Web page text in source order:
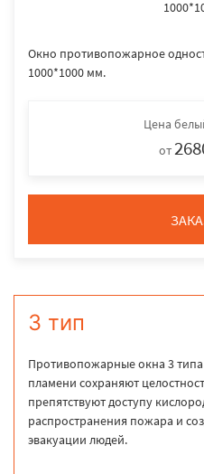
Окно противопожарное
1000*1000 мм.
Цена
от
3 тип
Противопожарные окна 3
пламени сохраняют
препятствуют доступу
распространения пожара и
эвакуации людей.